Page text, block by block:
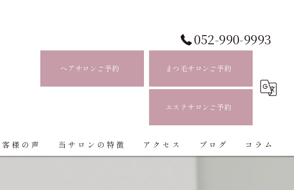
052-990-9993
ヘアサロンご予約 まつ毛サロンご予約
エステサロンご予約
客様の声 当サロンの特徴 アクセス ブログ コラム